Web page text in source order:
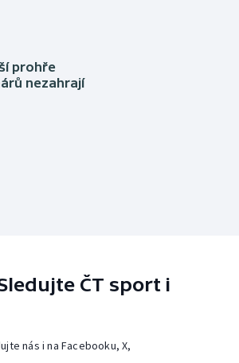
prohře
nezahrají
ČT sport i
nás i na Facebooku, X,